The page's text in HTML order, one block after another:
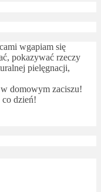
wgapiam się
pokazywać rzeczy
pielęgnacji,
domowym zaciszu!
dzień!